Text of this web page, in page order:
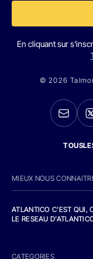
En cliquant sur
© 2026
MIEUX NOUS
ATLANTICO C'EST QUI,
LE RESEAU
CATEGORIES